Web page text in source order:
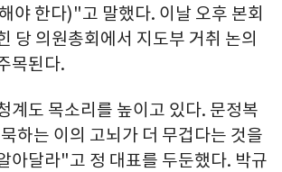
야 한다)"고 말했다. 이날 오후 본회
당 의원총회에서 지도부 거취 논의
목된다.
계도 목소리를 높이고 있다. 문정복
하는 이의 고뇌가 더 무겁다는 것을
아달라"고 정 대표를 두둔했다. 박규